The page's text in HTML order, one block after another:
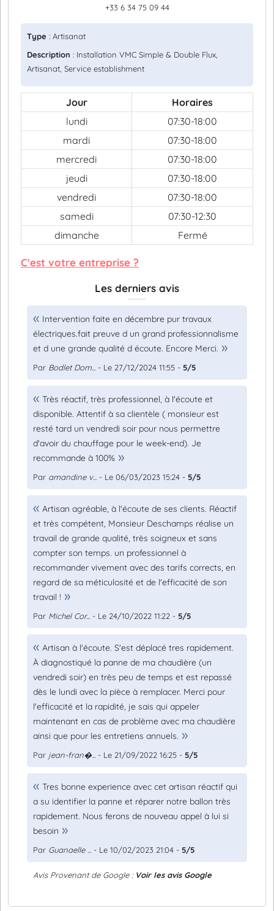
+33 6 34 75 09 44
Type : Artisanat
Description : Installation VMC Simple & Double Flux,
Artisanat, Service establishment
Jour
Horaires
lundi
07:30-18:00
mardi
07:30-18:00
mercredi
07:30-18:00
jeudi
07:30-18:00
vendredi
07:30-18:00
samedi
07:30-12:30
dimanche
Fermé
C'est votre entreprise ?
Les derniers avis
Intervention faite en décembre pur travaux
électriques.fait preuve d un grand professionnalisme
et d une grande qualité d écoute. Encore Merci.
Par Bodlet Dom... - Le 27/12/2024 11:55 - 5/5
Très réactif, très professionnel, à l'écoute et
disponible. Attentif à sa clientèle ( monsieur est
resté tard un vendredi soir pour nous permettre
d'avoir du chauffage pour le week-end). Je
recommande à 100%
Par amandine v... - Le 06/03/2023 15:24 - 5/5
Artisan agréable, à l'écoute de ses clients. Réactif
et très compétent, Monsieur Deschamps réalise un
travail de grande qualité, très soigneux et sans
compter son temps. un professionnel à
recommander vivement avec des tarifs corrects, en
regard de sa méticulosité et de l'efficacité de son
travail !
Par Michel Cor... - Le 24/10/2022 11:22 - 5/5
Artisan à l'écoute. S'est déplacé tres rapidement.
À diagnostiqué la panne de ma chaudière (un
vendredi soir) en très peu de temps et est repassé
dès le lundi avec la pièce à remplacer. Merci pour
l'efficacité et la rapidité, je sais qui appeler
maintenant en cas de problème avec ma chaudière
ainsi que pour les entretiens annuels.
Par jean-fran�... - Le 21/09/2022 16:25 - 5/5
Tres bonne experience avec cet artisan réactif qui
a su identifier la panne et réparer notre ballon très
rapidement. Nous ferons de nouveau appel à lui si
besoin
Par Guanaelle ... - Le 10/02/2023 21:04 - 5/5
Avis Provenant de Google : Voir les avis Google